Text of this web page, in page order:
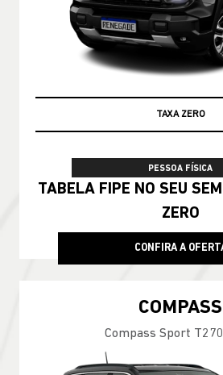
PRONTA ENTREGA
PESSOA FÍSICA
De: R$
R$
CONFIRA A
COMPASS
Compass Longitude